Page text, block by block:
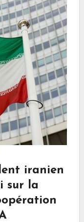
iranien
sur la